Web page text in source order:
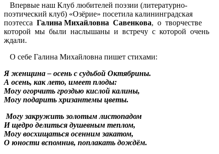
Впервые наш Клуб любителей поэзии (литературно-
поэтический клуб) «Озёрие» посетила калининградская
поэтесса Галина Михайловна Савенкова, о творчестве
которой мы были наслышаны и встречу с которой очень
ждали.
О себе Галина Михайловна пишет стихами:
Я женщина – осень с судьбой Октябрины.
А осень, как лето, имеет плоды:
Могу огорчить гроздью кислой калины,
Могу подарить хризантемы цветы.
Могу закружить золотым листопадом
И щедро делиться душевным теплом,
Могу восхищаться осенним закатом,
О юности вспомнив, поплакать дождём.